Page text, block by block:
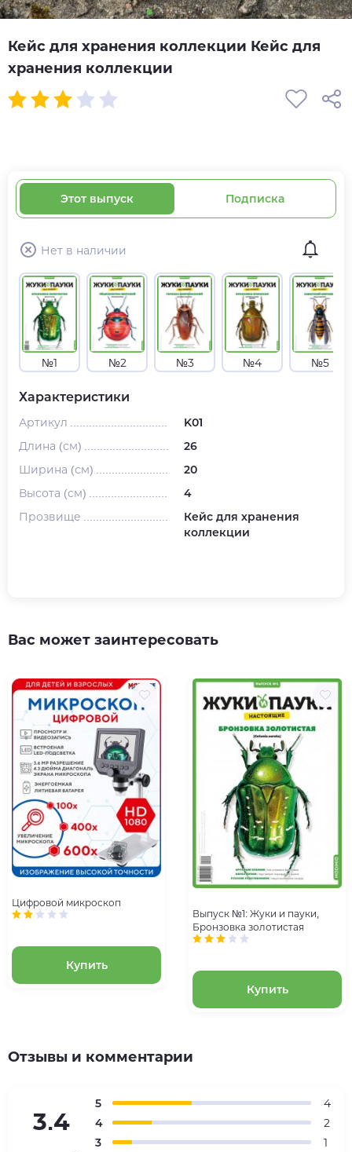
Кейс для хранения коллекции Кейс для
хранения коллекции
Этот выпуск Подписка
Нет в наличии
№1 №2 №3 №4 №5
Характеристики
Артикул
K01
Длина (см)
26
Ширина (см)
20
Высота (см)
4
Прозвище
Кейс для хранения
коллекции
Вас может заинтересовать
Цифровой микроскоп
Купить
Выпуск №1: Жуки и пауки,
Бронзовка золотистая
Купить
Отзывы и комментарии
3.4
5
4
4
2
3
1